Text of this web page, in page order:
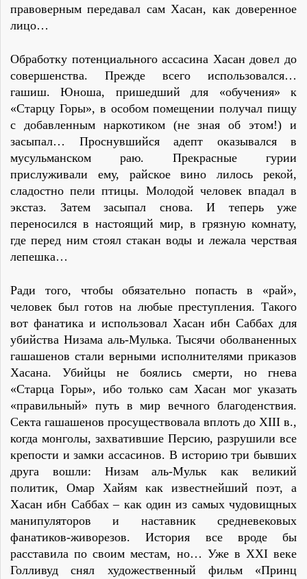
правоверным передавал сам Хасан, как доверенное
лицо…
Обработку потенциального ассасина Хасан довел до
совершенства. Прежде всего использовался…
гашиш. Юноша, пришедший для «обучения» к
«Старцу Горы», в особом помещении получал пищу
с добавленным наркотиком (не зная об этом!) и
засыпал… Проснувшийся адепт оказывался в
мусульманском раю. Прекрасные гурии
прислуживали ему, райское вино лилось рекой,
сладостно пели птицы. Молодой человек впадал в
экстаз. Затем засыпал снова. И теперь уже
переносился в настоящий мир, в грязную комнату,
где перед ним стоял стакан воды и лежала черствая
лепешка…
Ради того, чтобы обязательно попасть в «рай»,
человек был готов на любые преступления. Такого
вот фанатика и использовал Хасан ибн Саббах для
убийства Низама аль-Мулька. Тысячи оболваненных
гашашенов стали верными исполнителями приказов
Хасана. Убийцы не боялись смерти, но гнева
«Старца Горы», ибо только сам Хасан мог указать
«правильный» путь в мир вечного благоденствия.
Секта гашашенов просуществовала вплоть до XIII в.,
когда монголы, захватившие Персию, разрушили все
крепости и замки ассасинов. В историю три бывших
друга вошли: Низам аль-Мульк как великий
политик, Омар Хайям как известнейший поэт, а
Хасан ибн Саббах – как один из самых чудовищных
манипуляторов и наставник средневековых
фанатиков-живорезов. История все вроде бы
расставила по своим местам, но… Уже в XXI веке
Голливуд снял художественный фильм «Принц